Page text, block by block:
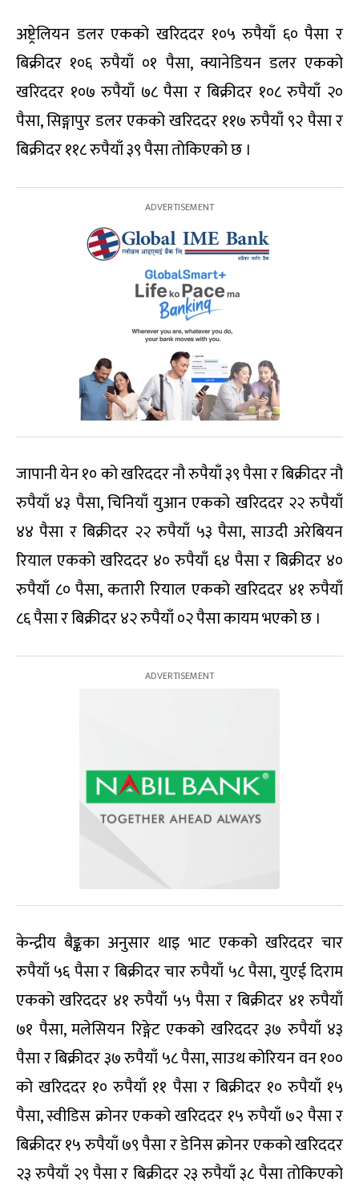
अष्ट्रेलियन डलर एकको खरिददर १०५ रुपैयाँ ६० पैसा र
बिक्रीदर १०६ रुपैयाँ ०१ पैसा, क्यानेडियन डलर एकको
खरिददर १०७ रुपैयाँ ७८ पैसा र बिक्रीदर १०८ रुपैयाँ २०
पैसा, सिङ्गापुर डलर एकको खरिददर ११७ रुपैयाँ ९२ पैसा र
बिक्रीदर ११८ रुपैयाँ ३९ पैसा तोकिएको छ ।
जापानी येन १० को खरिददर नौ रुपैयाँ ३९ पैसा र बिक्रीदर नौ
रुपैयाँ ४३ पैसा, चिनियाँ युआन एकको खरिददर २२ रुपैयाँ
४४ पैसा र बिक्रीदर २२ रुपैयाँ ५३ पैसा, साउदी अरेबियन
रियाल एकको खरिददर ४० रुपैयाँ ६४ पैसा र बिक्रीदर ४०
रुपैयाँ ८० पैसा, कतारी रियाल एकको खरिददर ४१ रुपैयाँ
८६ पैसा र बिक्रीदर ४२ रुपैयाँ ०२ पैसा कायम भएको छ ।
केन्द्रीय बैङ्कका अनुसार थाइ भाट एकको खरिददर चार
रुपैयाँ ५६ पैसा र बिक्रीदर चार रुपैयाँ ५८ पैसा, युएई दिराम
एकको खरिददर ४१ रुपैयाँ ५५ पैसा र बिक्रीदर ४१ रुपैयाँ
७१ पैसा, मलेसियन रिङ्गेट एकको खरिददर ३७ रुपैयाँ ४३
पैसा र बिक्रीदर ३७ रुपैयाँ ५८ पैसा, साउथ कोरियन वन १००
को खरिददर १० रुपैयाँ ११ पैसा र बिक्रीदर १० रुपैयाँ १५
पैसा, स्वीडिस क्रोनर एकको खरिददर १५ रुपैयाँ ७२ पैसा र
बिक्रीदर १५ रुपैयाँ ७९ पैसा र डेनिस क्रोनर एकको खरिददर
२३ रुपैयाँ २९ पैसा र बिक्रीदर २३ रुपैयाँ ३८ पैसा तोकिएको